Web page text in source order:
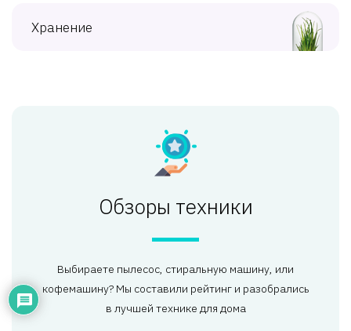
Хранение
Обзоры техники
Выбираете пылесос, стиральную машину, или
кофемашину? Мы составили рейтинг и разобрались
в лучшей технике для дома